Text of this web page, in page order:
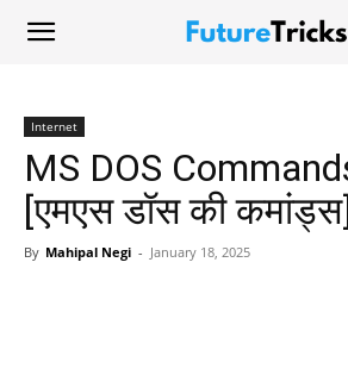
Internet
MS DOS
[एमएस डॉस की कमांड्स]
By Mahipal Negi - January 18, 2025